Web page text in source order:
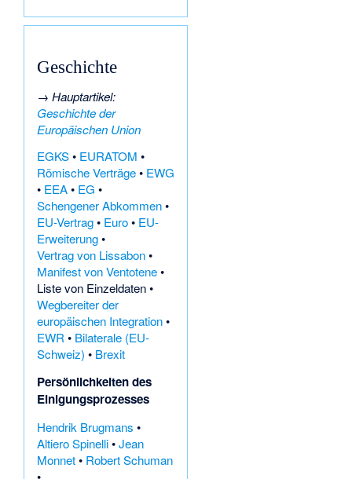
Geschichte
→ Hauptartikel:
Geschichte der
Europäischen Union
EGKS• EURATOM •
Römische Verträge• EWG
• EEA• EG •
Schengener Abkommen•
EU-Vertrag• Euro• EU-
Erweiterung•
Vertrag von Lissabon•
Manifest von Ventotene•
Liste von Einzeldaten•
Wegbereiter der
europäischen Integration•
EWR• Bilaterale (EU-
Schweiz) • Brexit
Persönlichkeiten des
Einigungsprozesses
Hendrik Brugmans •
Altiero Spinelli•Jean
Monnet• Robert Schuman